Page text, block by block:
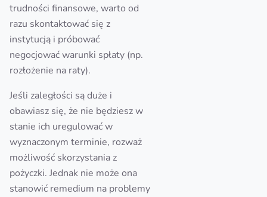
trudności finansowe, warto od
razu skontaktować się z
instytucją i próbować
negocjować warunki spłaty (np.
rozłożenie na raty).
Jeśli zaległości są duże i
obawiasz się, że nie będziesz w
stanie ich uregulować w
wyznaczonym terminie, rozważ
możliwość skorzystania z
pożyczki. Jednak nie może ona
stanowić remedium na problemy